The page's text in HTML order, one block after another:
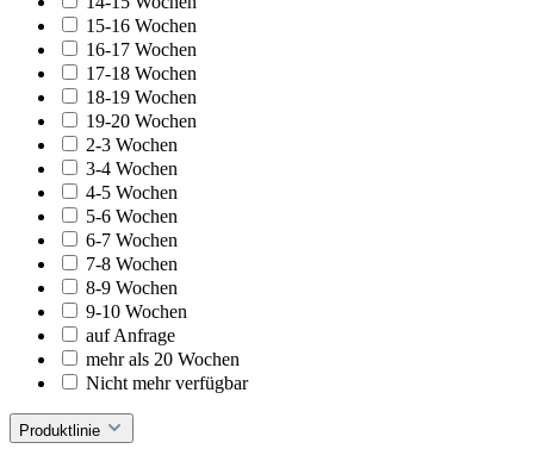
15-16 Wochen
16-17 Wochen
17-18 Wochen
18-19 Wochen
19-20 Wochen
2-3 Wochen
3-4 Wochen
4-5 Wochen
5-6 Wochen
6-7 Wochen
7-8 Wochen
8-9 Wochen
9-10 Wochen
auf Anfrage
mehr als 20 Wochen
Nicht mehr verfügbar
Produktlinie